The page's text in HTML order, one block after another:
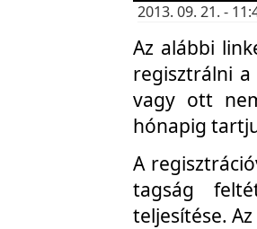
2013. 09. 21. -
Az alábbi
regisztrálni
vagy ott
hónapig
A
tagság
teljesítése.